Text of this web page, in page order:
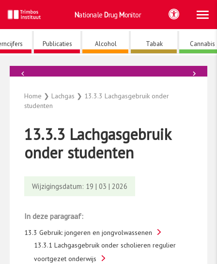
naar
de
inhoud
Nationale Drug Monitor
Publicaties Alcohol Tabak Cannabis
Home ❯ Lachgas ❯ 13.3.3 Lachgasgebruik onder
studenten
13.3.3 Lachgasgebruik
onder studenten
Wijzigingsdatum: 19 | 03 | 2026
In deze paragraaf:
13.3 Gebruik: jongeren en jongvolwassenen
13.3.1 Lachgasgebruik onder scholieren regulier
voortgezet onderwijs
→
←